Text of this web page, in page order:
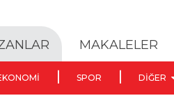
MAKALELER
SPOR DIĞER